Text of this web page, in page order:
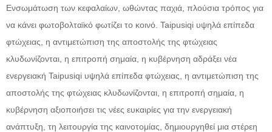
Ενσωμάτωση των κεφαλαίων, ωθώντας παχιά, πλούσια τρόπος για
να κάνει φωτοβολταϊκό φωτίζει το κοινό. Taipusiqi υψηλά επίπεδα
φτώχειας, η αντιμετώπιση της αποστολής της φτώχειας
κλυδωνίζονται, η επιτροπή σημαία, η κυβέρνηση αδράξει νέα
ενεργειακή Taipusiqi υψηλά επίπεδα φτώχειας, η αντιμετώπιση της
αποστολής της φτώχειας κλυδωνίζονται, η επιτροπή σημαία, η
κυβέρνηση αξιοποιήσει τις νέες ευκαιρίες για την ενεργειακή
ανάπτυξη, τη λειτουργία της καινοτομίας, δημιουργηθεί μια στέρεη